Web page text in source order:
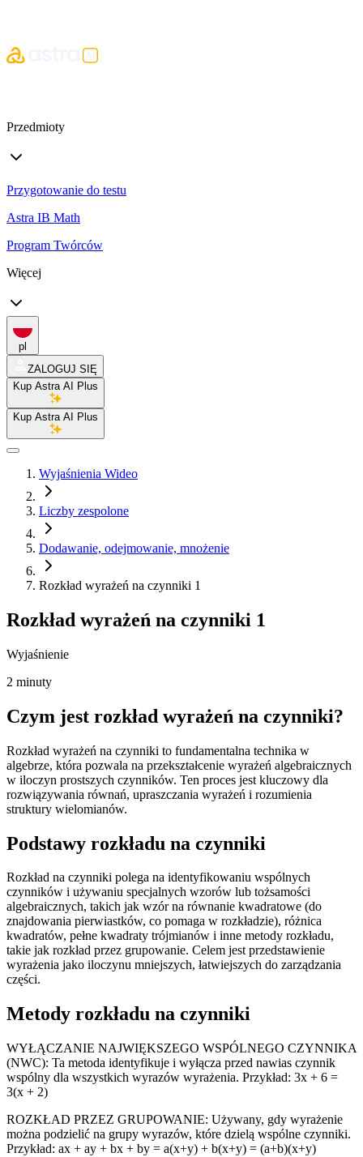
Przedmioty
Przygotowanie do testu
Astra IB Math
Program Twórców
Więcej
pl
ZALOGUJ SIĘ
Kup Astra AI Plus
Kup Astra AI Plus
Wyjaśnienia Wideo
Liczby zespolone
Dodawanie, odejmowanie, mnożenie
Rozkład wyrażeń na czynniki 1
Rozkład wyrażeń na czynniki 1
Wyjaśnienie
2 minuty
Czym jest rozkład wyrażeń na czynniki?
Rozkład wyrażeń na czynniki to fundamentalna technika w
algebrze, która pozwala na przekształcenie wyrażeń algebraicznych
w iloczyn prostszych czynników. Ten proces jest kluczowy dla
rozwiązywania równań, upraszczania wyrażeń i rozumienia
struktury wielomianów.
Podstawy rozkładu na czynniki
Rozkład na czynniki polega na identyfikowaniu wspólnych
czynników i używaniu specjalnych wzorów lub tożsamości
algebraicznych, takich jak wzór na równanie kwadratowe (do
znajdowania pierwiastków, co pomaga w rozkładzie), różnica
kwadratów, pełne kwadraty trójmianów i inne metody rozkładu,
takie jak rozkład przez grupowanie. Celem jest przedstawienie
wyrażenia jako iloczynu mniejszych, łatwiejszych do zarządzania
części.
Metody rozkładu na czynniki
WYŁĄCZANIE NAJWIĘKSZEGO WSPÓLNEGO CZYNNIKA
(NWC): Ta metoda identyfikuje i wyłącza przed nawias czynnik
wspólny dla wszystkich wyrazów wyrażenia. Przykład: 3x + 6 =
3(x + 2)
ROZKŁAD PRZEZ GRUPOWANIE: Używany, gdy wyrażenie
można podzielić na grupy wyrazów, które dzielą wspólne czynniki.
Przykład: ax + ay + bx + by = a(x+y) + b(x+y) = (a+b)(x+y)